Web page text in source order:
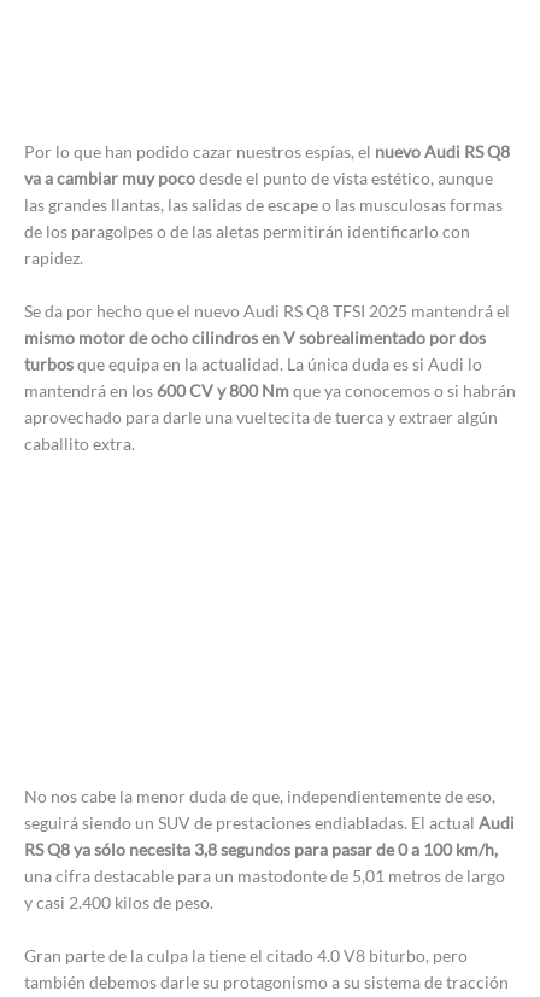
Por lo que han podido cazar nuestros espías, el nuevo Audi RS Q8
va a cambiar muy pocodesde el punto de vista estético, aunque
las grandes llantas, las salidas de escape o las musculosas formas
de los paragolpes o de las aletas permitirán identificarlo con
rapidez.
Se da por hecho que el nuevo Audi RS Q8 TFSI 2025 mantendrá el
mismo motor de ocho cilindros en V sobrealimentado por dos
turbosque equipa en la actualidad. La única duda es si Audi lo
mantendrá en los600 CV y 800 Nmque ya conocemos o si habrán
aprovechado para darle una vueltecita de tuerca y extraer algún
caballito extra.
No nos cabe la menor duda de que, independientemente de eso,
seguirá siendo un SUV de prestaciones endiabladas. El actual Audi
RS Q8 ya sólo necesita 3,8 segundos para pasar de 0 a 100 km/h,
una cifra destacable para un mastodonte de 5,01 metros de largo
y casi 2.400 kilos de peso.
Gran parte de la culpa la tiene el citado 4.0 V8 biturbo, pero
también debemos darle su protagonismo a su sistema de tracción